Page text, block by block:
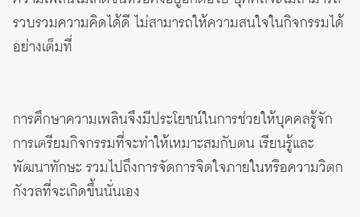
รวบรวมความคิดได้ดี ไม่สามารถให้ความสนใจในกิจกรรมได้
อย่างเต็มที่
การศึกษาความเพลินจึงมีประโยชน์ในการช่วยให้บุคคลรู้จัก
การเตรียมกิจกรรมที่จะทำให้เหมาะสมกับตน เรียนรู้และ
พัฒนาทักษะ รวมไปถึงการจัดการจิตใจภายในหรือความวิตก
กังวลที่จะเกิดขึ้นนั่นเอง